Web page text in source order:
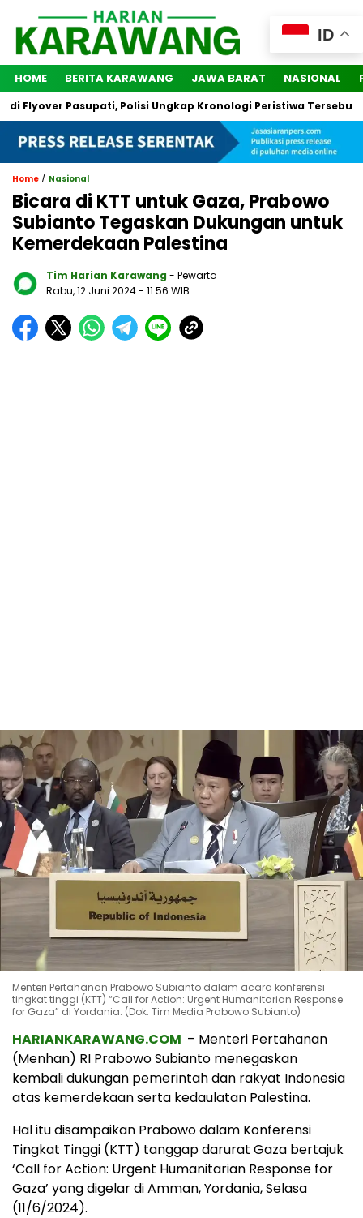
HOME BERITA KARAWANG JAWA BARAT NASIONAL
Pasupati, Polisi Ungkap Kronologi Peristiwa Tersebut
Home / Nasional
Bicara di KTT untuk Gaza, Prabowo
Subianto Tegaskan Dukungan untuk
Kemerdekaan Palestina
Tim Harian Karawang - Pewarta
Rabu, 12 Juni 2024- 11:56 WIB
Menteri Pertahanan Prabowo Subianto dalam acara konferensi
tingkat tinggi (KTT) “Call for Action: Urgent Humanitarian Response
for Gaza” di Yordania. (Dok. Tim Media Prabowo Subianto)
HARIANKARAWANG.COM – Menteri Pertahanan
(Menhan) RI Prabowo Subianto menegaskan
kembali dukungan pemerintah dan rakyat Indonesia
atas kemerdekaan serta kedaulatan Palestina.
Hal itu disampaikan Prabowo dalam Konferensi
Tingkat Tinggi (KTT) tanggap darurat Gaza bertajuk
‘Call for Action: Urgent Humanitarian Response for
Gaza’ yang digelar di Amman, Yordania, Selasa
(11/6/2024).
ID